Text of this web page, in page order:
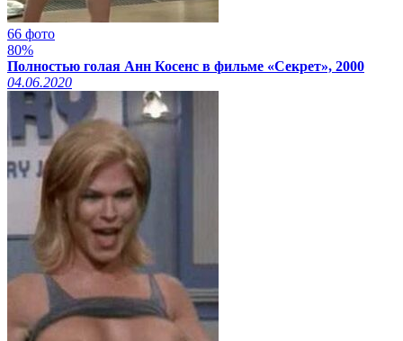
66 фото
80%
Полностью голая Анн Косенс в фильме «Секрет», 2000
04.06.2020